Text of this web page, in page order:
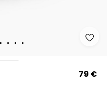
79 €